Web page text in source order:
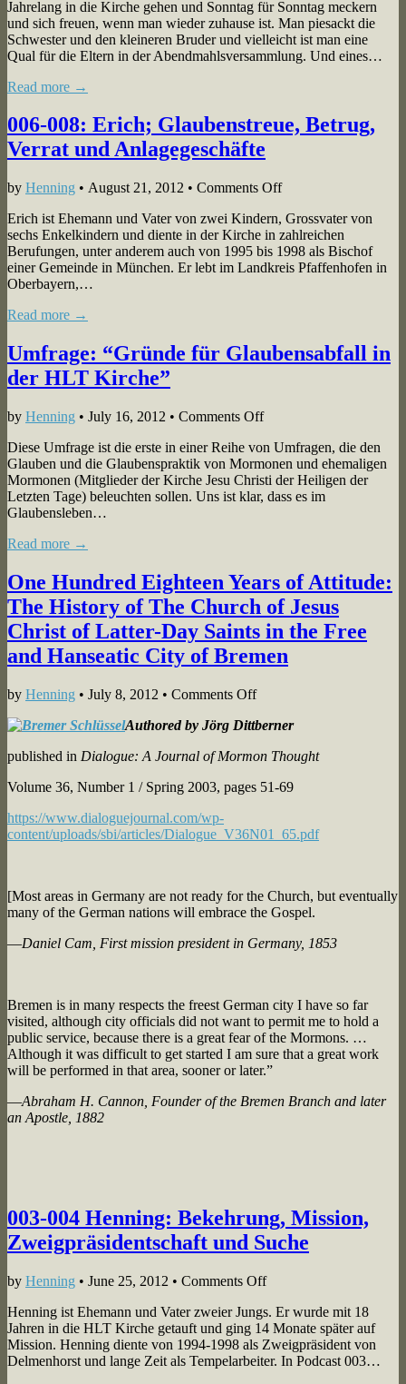
“Why
the
Church
is
the
Gospel”
Jahrelang in die Kirche gehen und Sonntag für Sonntag meckern
und sich freuen, wenn man wieder zuhause ist. Man piesackt die
Schwester und den kleineren Bruder und vielleicht ist man eine
Qual für die Eltern in der Abendmahlsversammlung. Und eines…
Read more →
006-008: Erich; Glaubenstreue, Betrug,
Verrat und Anlagegeschäfte
by Henning • August 21, 2012 • Comments Offon
008:
Erich;
Glaubenstreue,
Betrug,
Erich ist Ehemann und Vater von zwei Kindern, Grossvater von
sechs Enkelkindern und diente in der Kirche in zahlreichen
Berufungen, unter anderem auch von 1995 bis 1998 als Bischof
einer Gemeinde in München. Er lebt im Landkreis Pfaffenhofen in
Oberbayern,…
Read more →
Umfrage: “Gründe für Glaubensabfall in
der HLT Kirche”
by Henning • July 16, 2012 • Comments Offon
“Gründe
für
Glaubensabfall
in
Diese Umfrage ist die erste in einer Reihe von Umfragen, die den
Glauben und die Glaubenspraktik von Mormonen und ehemaligen
Mormonen (Mitglieder der Kirche Jesu Christi der Heiligen der
Letzten Tage) beleuchten sollen. Uns ist klar, dass es im
Glaubensleben…
Read more →
One Hundred Eighteen Years of Attitude:
The History of The Church of Jesus
Christ of Latter-Day Saints in the Free
and Hanseatic City of Bremen
by Henning • July 8, 2012 • Comments Offon
Hundred
Years
Attitude:
of
Jesus
Christ
of
in
the
Free
and
Hanseatic
of
Authored by Jörg Dittberner
published in Dialogue: A Journal of Mormon Thought
Volume 36, Number 1 / Spring 2003, pages 51-69
https://www.dialoguejournal.com/wp-
content/uploads/sbi/articles/Dialogue_V36N01_65.pdf
[Most areas in Germany are not ready for the Church, but eventually
many of the German nations will embrace the Gospel.
—Daniel Cam, First mission president in Germany, 1853
Bremen is in many respects the freest German city I have so far
visited, although city officials did not want to permit me to hold a
public service, because there is a great fear of the Mormons. …
Although it was difficult to get started I am sure that a great work
will be performed in that area, sooner or later.”
—Abraham H. Cannon, Founder ofthe Bremen Branch and later
an Apostle, 1882
003-004 Henning: Bekehrung, Mission,
Zweigpräsidentschaft und Suche
by Henning • June 25, 2012 • Comments Offon
004
Henning:
Bekehrung,
Mission,
Henning ist Ehemann und Vater zweier Jungs. Er wurde mit 18
Jahren in die HLT Kirche getauft und ging 14 Monate später auf
Mission. Henning diente von 1994-1998 als Zweigpräsident von
Delmenhorst und lange Zeit als Tempelarbeiter. In Podcast 003…